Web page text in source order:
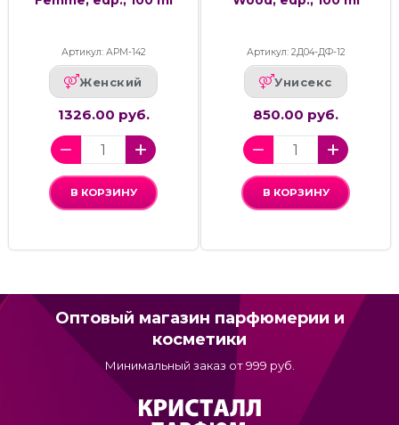
Артикул: АРМ-142
Женский
1326.00 руб.
В КОРЗИНУ
Артикул: 2Д04-ДФ-12
Унисекс
850.00 руб.
В КОРЗИНУ
Оптовый магазин парфюмерии и
косметики
Минимальный заказ от 999 руб.